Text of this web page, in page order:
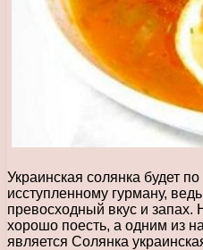
Украинская солянка будет
исступленному гурману,
превосходный вкус и
хорошо поесть, а одним из
является Солянка